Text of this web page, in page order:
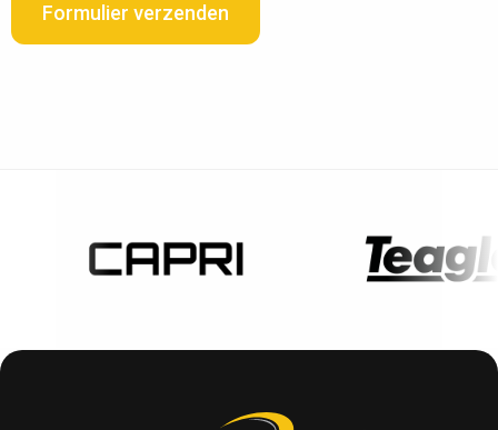
Formulier verzenden